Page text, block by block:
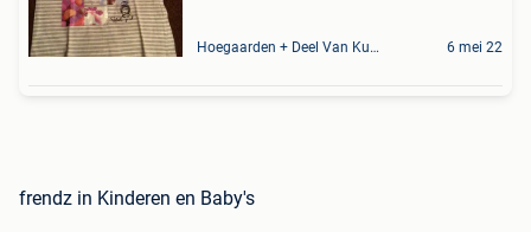
Hoegaarden + Deel Van Kumtich + Deel Van Tienen 6 mei 22
frendz in Kinderen en Baby's